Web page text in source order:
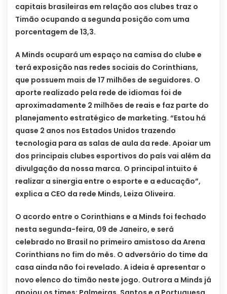
capitais brasileiras em relação aos clubes traz o
Timão ocupando a segunda posição com uma
porcentagem de 13,3.
A Minds ocupará um espaço na camisa do clube e
terá exposição nas redes sociais do Corinthians,
que possuem mais de 17 milhões de seguidores. O
aporte realizado pela rede de idiomas foi de
aproximadamente 2 milhões de reais e faz parte do
planejamento estratégico de marketing. “Estou há
quase 2 anos nos Estados Unidos trazendo
tecnologia para as salas de aula da rede. Apoiar um
dos principais clubes esportivos do país vai além da
divulgação da nossa marca. O principal intuito é
realizar a sinergia entre o esporte e a educação”,
explica a CEO da rede Minds, Leiza Oliveira.
O acordo entre o Corinthians e a Minds foi fechado
nesta segunda-feira, 09 de Janeiro, e será
celebrado no Brasil no primeiro amistoso da Arena
Corinthians no fim do mês. O adversário do time da
casa ainda não foi revelado. A ideia é apresentar o
novo elenco do timão neste jogo. Outrora a Minds já